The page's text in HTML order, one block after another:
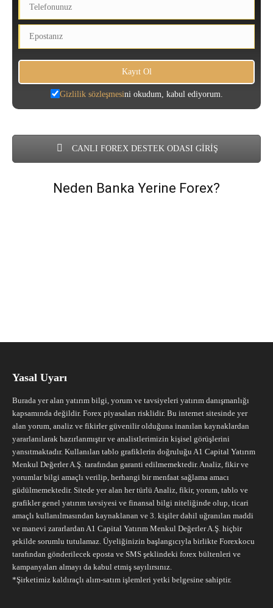
Gizlilik sözleşmesini okudum, kabul ediyorum.
CANLI FOREX DESTEK ODASI GİRİŞ
Neden Banka Yerine Forex?
Yasal Uyarı
Burada yer alan yatırım bilgi, yorum ve tavsiyeleri yatırım danışmanlığı
kapsamında değildir. Forex piyasaları risklidir. Bu internet sitesinde yer
alan yorum, analiz ve fikirler güvenilir olduğuna inanılan kaynaklardan
yararlanılarak hazırlanmıştır ve analistlerimizin kişisel görüşlerini
yansıtmaktadır. Kullanılan tablo grafiklerin doğruluğu A1 Capital Yatırım
Menkul Değerler A.Ş. tarafından garanti edilmemektedir. Analiz, fikir ve
yorumlar bilgi amaçlı verilip, herhangi bir menfaat sağlama amacı
güdülmemektedir. Sitede yer alan her türlü Analiz, fikir, yorum, tablo ve
grafikler genel yatırım tavsiyesi ve finansal bilgi niteliğinde olup, ticari
amaçlı kullanılmasından kaynaklanan ve 3. kişiler dahil uğranılan maddi
ve manevi zararlardan A1 Capital Yatırım Menkul Değerler A.Ş. hiçbir
şekilde sorumlu tutulamaz. Üyeliğinizin başlangıcıyla birlikte Forexkocu
tarafından gönderilecek eposta ve SMS şeklindeki forex bültenleri ve
kampanyaları almayı da kabul etmiş sayılırsınız.
*Şirketimiz kaldıraçlı alım-satım işlemleri yetki belgesine sahiptir.